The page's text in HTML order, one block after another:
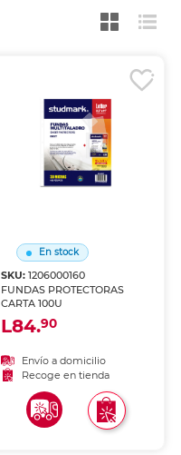
En stock
SKU: 1206000160
FUNDAS PROTECTORAS
CARTA 100U
L84.90
Envío a domicilio
Recoge en tienda